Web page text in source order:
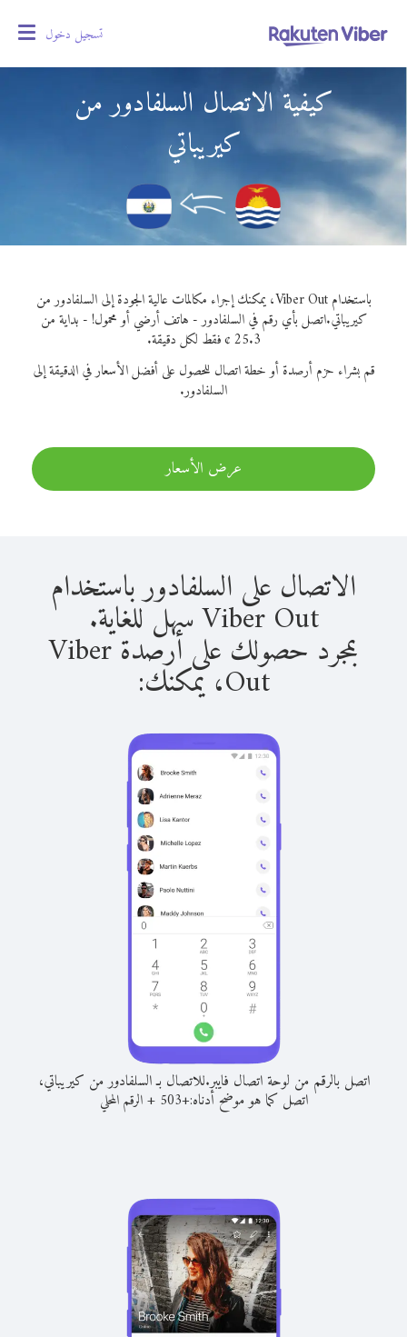
تسجيل دخول
كيفية الاتصال السلفادور من
كيريباتي
باستخدام Viber Out، يمكنك إجراء مكالمات عالية الجودة إلى السلفادور من
كيريباتي.اتصل بأي رقم في السلفادور - هاتف أرضي أو محمول! - بداية من
25.3 ¢ فقط لكل دقيقة.
قم بشراء حزم أرصدة أو خطة اتصال للحصول على أفضل الأسعار في الدقيقة إلى
السلفادور.
عرض الأسعار
الاتصال على السلفادور باستخدام
Viber Out سهل للغاية.
بمجرد حصولك على أرصدة Viber
Out، يمكنك:
اتصل بالرقم من لوحة اتصال فايبر.للاتصال بـ السلفادور من كيريباتي،
اتصل كما هو موضح أدناه:+
503
+الرقم المحلي